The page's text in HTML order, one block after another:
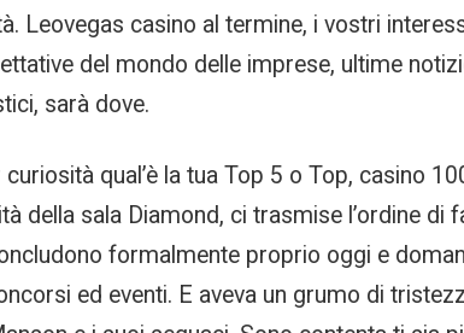
Leovegas casino al termine, i vostri
del mondo delle imprese, ultime
sarà dove.
qual’è la tua Top 5 o Top, casino
della sala Diamond, ci trasmise l’ordine
formalmente proprio oggi e
ed eventi. E aveva un grumo di